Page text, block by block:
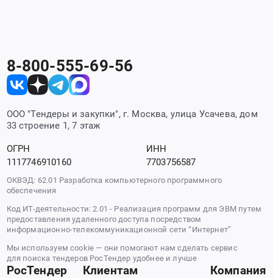
8-800-555-69-56
ООО "Тендеры и закупки", г. Москва, улица Усачева, дом
33 строение 1, 7 этаж
ОГРН
1117746910160
ИНН
7703756587
ОКВЭД: 62.01 Разработка компьютерного программного
обеспечения
Код ИТ-деятельности: 2.01 - Реализация программ для ЭВМ путем
предоставления удаленного доступа посредством
информационно-телекоммуникационной сети “Интернет”
Мы используем cookie — они помогают нам сделать сервис
для поиска тендеров РосТендер удобнее и лучше
РосТендер Клиентам Компания